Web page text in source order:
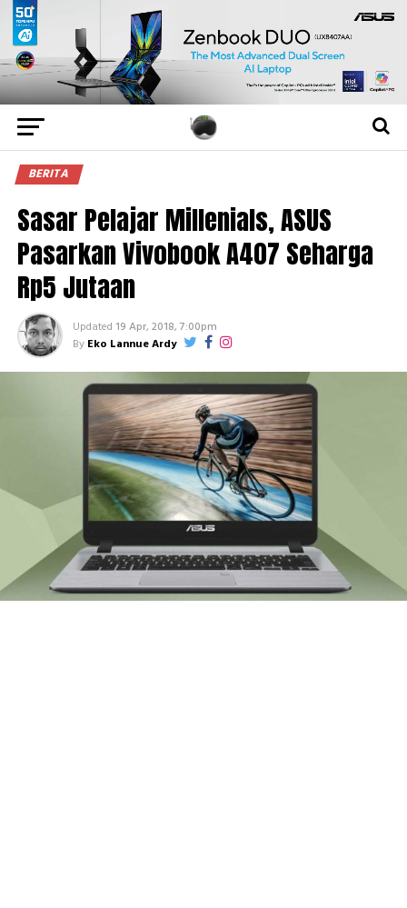
BERITA
Sasar Pelajar Millenials, ASUS
Pasarkan Vivobook A407 Seharga
Rp5 Jutaan
Updated 19 Apr, 2018, 7:00pm
By Eko Lannue Ardy